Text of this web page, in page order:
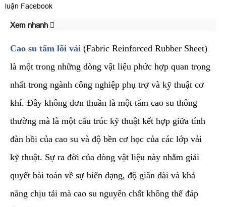
luận Facebook
Xem nhanh
Cao su tấm lõi vải (Fabric Reinforced Rubber Sheet)
là một trong những dòng vật liệu phức hợp quan trọng
nhất trong ngành công nghiệp phụ trợ và kỹ thuật cơ
khí. Đây không đơn thuần là một tấm cao su thông
thường mà là một cấu trúc kỹ thuật kết hợp giữa tính
đàn hồi của cao su và độ bền cơ học của các lớp vải
kỹ thuật. Sự ra đời của dòng vật liệu này nhằm giải
quyết bài toán về sự biến dạng, độ giãn dài và khả
năng chịu tải mà cao su nguyên chất không thể đáp